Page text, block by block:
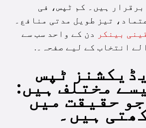
ہیں۔ کم ٹپس، فی
تیز طویل مدتی منافع۔
بینکر دن کے واحد سب سے
انتخاب کے لیے صفحہ۔.
ٹپس
کیسے مختلف ہیں:
جو حقیقت میں
ہیں۔